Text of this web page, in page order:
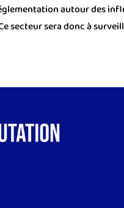
autour des
secteur sera donc à